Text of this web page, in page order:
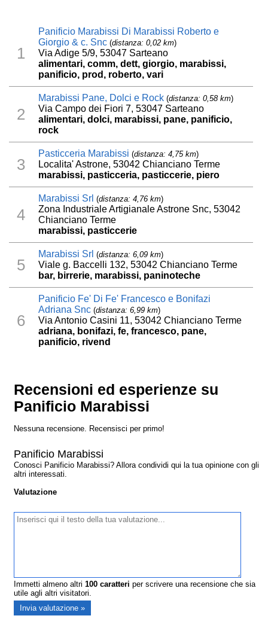
1
Panificio Marabissi Di Marabissi Roberto e
Giorgio & c. Snc (distanza: 0,02 km)
Via Adige 5/9, 53047 Sarteano
alimentari, comm, dett, giorgio, marabissi,
panificio, prod, roberto, vari
2
Marabissi Pane, Dolci e Rock (distanza: 0,58 km)
Via Campo dei Fiori 7, 53047 Sarteano
alimentari, dolci, marabissi, pane, panificio,
rock
3
Pasticceria Marabissi (distanza: 4,75 km)
Localita' Astrone, 53042 Chianciano Terme
marabissi, pasticceria, pasticcerie, piero
4
Marabissi Srl (distanza: 4,76 km)
Zona Industriale Artigianale Astrone Snc, 53042
Chianciano Terme
marabissi, pasticcerie
5
Marabissi Srl (distanza: 6,09 km)
Viale g. Baccelli 132, 53042 Chianciano Terme
bar, birrerie, marabissi, paninoteche
6
Panificio Fe' Di Fe' Francesco e Bonifazi
Adriana Snc (distanza: 6,99 km)
Via Antonio Casini 11, 53042 Chianciano Terme
adriana, bonifazi, fe, francesco, pane,
panificio, rivend
Recensioni ed esperienze su
Panificio Marabissi
Nessuna recensione. Recensisci per primo!
Panificio Marabissi
Conosci Panificio Marabissi? Allora condividi qui la tua opinione con gli
altri interessati.
Valutazione
Immetti almeno altri100 caratteri per scrivere una recensione che sia
utile agli altri visitatori.